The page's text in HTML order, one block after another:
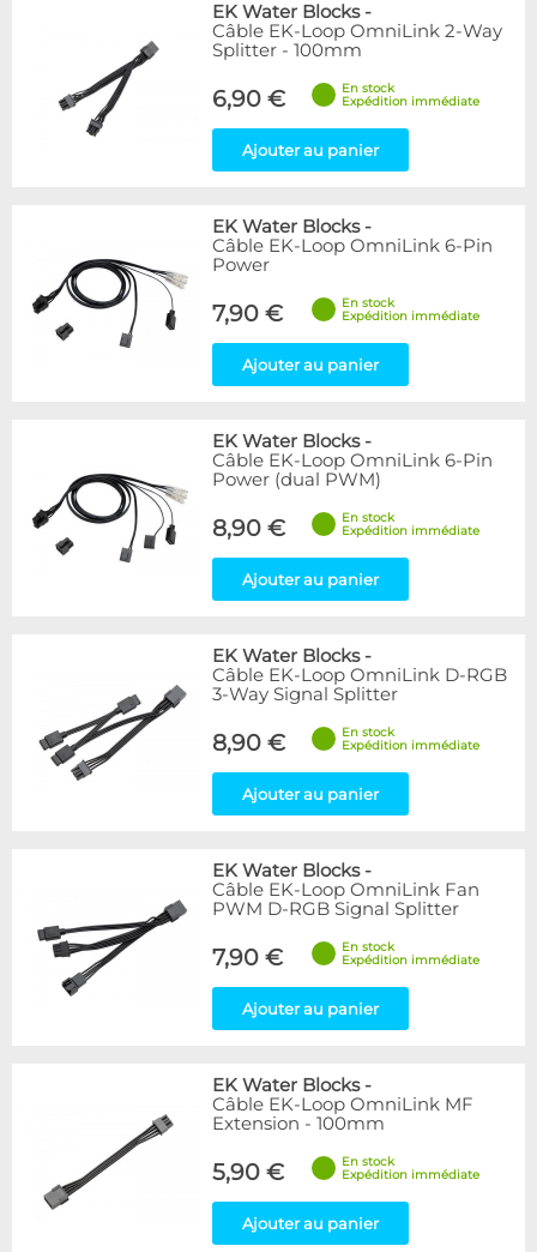
EK Water Blocks-
Câble EK-Loop OmniLink 2-Way
Splitter - 100mm
6,90 €
En stock
Expédition immédiate
Ajouter au panier
EK Water Blocks-
Câble EK-Loop OmniLink 6-Pin
Power
7,90 €
En stock
Expédition immédiate
Ajouter au panier
EK Water Blocks-
Câble EK-Loop OmniLink 6-Pin
Power (dual PWM)
8,90 €
En stock
Expédition immédiate
Ajouter au panier
EK Water Blocks-
Câble EK-Loop OmniLink D-RGB
3-Way Signal Splitter
8,90 €
En stock
Expédition immédiate
Ajouter au panier
EK Water Blocks-
Câble EK-Loop OmniLink Fan
PWM D-RGB Signal Splitter
7,90 €
En stock
Expédition immédiate
Ajouter au panier
EK Water Blocks-
Câble EK-Loop OmniLink MF
Extension - 100mm
5,90 €
En stock
Expédition immédiate
Ajouter au panier